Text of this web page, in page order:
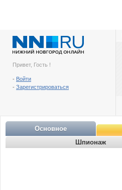
Привет, Гость !
- Войти
- Зарегистрироваться
Основное
Шпионаж